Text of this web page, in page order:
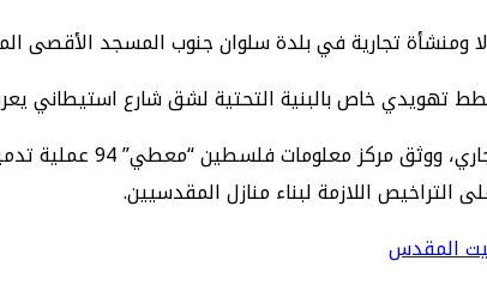
تهويدي خاص بالبنية التحتية لشق شارع استيطاني
وتصاعدت عمليات الهدم في
اللازمة لبناء منازل المقدسيين.
المقدس